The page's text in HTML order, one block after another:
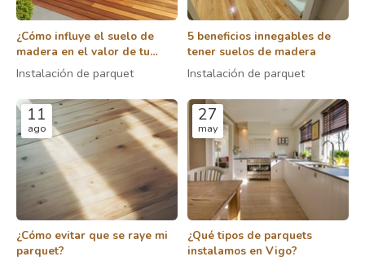
¿Cómo influye el suelo de
madera en el valor de tu
propiedad?
Instalación de parquet
5 beneficios innegables de
tener suelos de madera
Instalación de parquet
11
ago
¿Cómo evitar que se raye mi
parquet?
27
may
¿Qué tipos de parquets
instalamos en Vigo?